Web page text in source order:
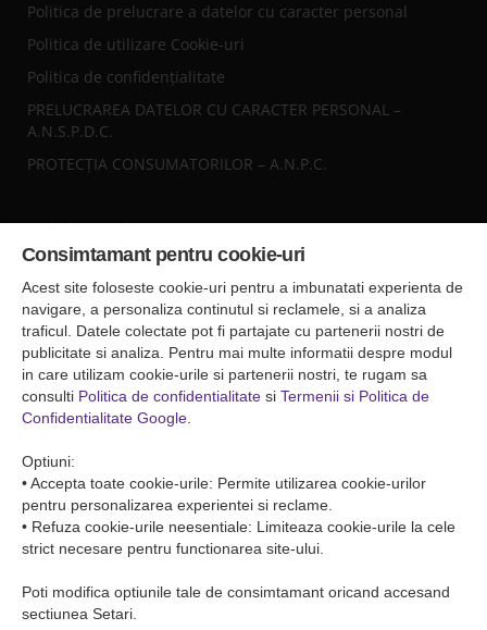
Politica de prelucrare a datelor cu caracter personal
Politica de utilizare Cookie-uri
Politica de confidențialitate
PRELUCRAREA DATELOR CU CARACTER PERSONAL –
A.N.S.P.D.C.
PROTECȚIA CONSUMATORILOR – A.N.P.C.
Sediul central
Falticeni ( Autogara Romfour )
str. Plutonier Ghiniţă nr.8, Fălticeni, judeţul Suceava
0040374557200
Condiții de Transport
Condițiile de transport colete
Condițiile de transport persone
Consimtamant pentru cookie-uri
Acest site foloseste cookie-uri pentru a imbunatati experienta de
navigare, a personaliza continutul si reclamele, si a analiza
traficul. Datele colectate pot fi partajate cu partenerii nostri de
publicitate si analiza. Pentru mai multe informatii despre modul
in care utilizam cookie-urile si partenerii nostri, te rugam sa
consulti Politica de confidentialitate si Termenii si Politica de
Confidentialitate Google
Optiuni:
• Accepta toate cookie-urile: Permite utilizarea cookie-urilor
pentru personalizarea experientei si reclame.
• Refuza cookie-urile neesentiale: Limiteaza cookie-urile la cele
strict necesare pentru functionarea site-ului.
Poti modifica optiunile tale de consimtamant oricand accesand
sectiunea Setari.